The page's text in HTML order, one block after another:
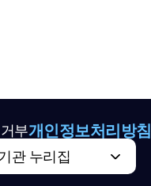
부개인정보처리방침
관 누리집